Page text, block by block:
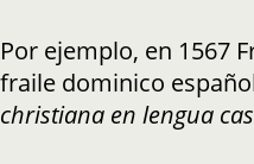
Por ejemplo, en 1567
fraile dominico
christiana en lengua